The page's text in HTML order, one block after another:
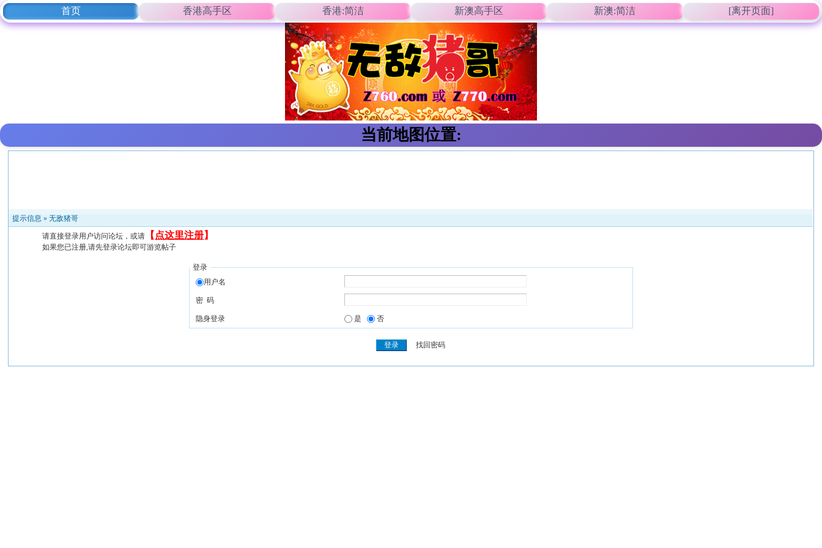
首页 香港高手区 香港:简洁 新澳高手区 新澳:简洁 [离开页面]
当前地图位置:
提示信息 »无敌猪哥
请直接登录用户访问论坛，或请 【 点这里注册】
如果您已注册,请先登录论坛即可游览帖子
登录
用户名
密 码
隐身登录 是 否
找回密码